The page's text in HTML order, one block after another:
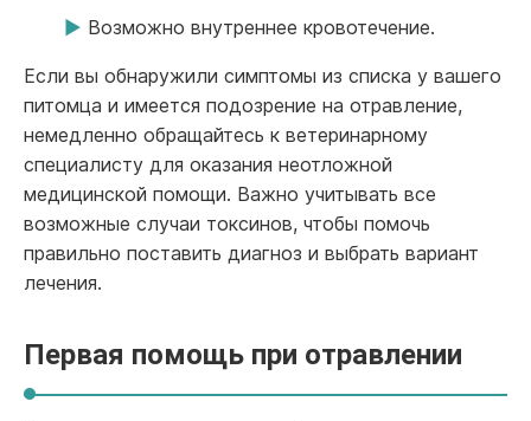
Возможно внутреннее кровотечение.
Если вы обнаружили симптомы из списка у вашего
питомца и имеется подозрение на отравление,
немедленно обращайтесь к ветеринарному
специалисту для оказания неотложной
медицинской помощи. Важно учитывать все
возможные случаи токсинов, чтобы помочь
правильно поставить диагноз и выбрать вариант
лечения.
Первая помощь при отравлении